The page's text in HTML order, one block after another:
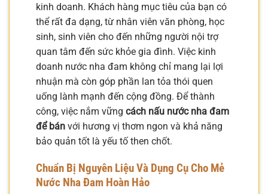
kinh doanh. Khách hàng mục tiêu của bạn có
thể rất đa dạng, từ nhân viên văn phòng, học
sinh, sinh viên cho đến những người nội trợ
quan tâm đến sức khỏe gia đình. Việc kinh
doanh nước nha đam không chỉ mang lại lợi
nhuận mà còn góp phần lan tỏa thói quen
uống lành mạnh đến cộng đồng. Để thành
công, việc nắm vững cách nấu nước nha đam
để bán với hương vị thơm ngon và khả năng
bảo quản tốt là yếu tố then chốt.
Chuẩn Bị Nguyên Liệu Và Dụng Cụ Cho Mẻ
Nước Nha Đam Hoàn Hảo